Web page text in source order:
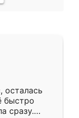
осталась
быстро
сразу.